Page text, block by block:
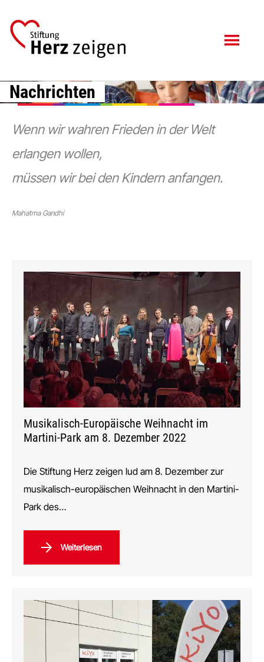
Inhalt
springen
Fußzeile
springen
Nachrichten
Wenn wir wahren Frieden in der Welt
erlangen wollen,
müssen wir bei den Kindern anfangen.
Mahatma Gandhi
Musikalisch-Europäische Weihnacht im
Martini-Park am 8. Dezember 2022
Die Stiftung Herz zeigen lud am 8. Dezember zur
musikalisch-europäischen Weihnacht in den Martini-
Park des…
Weiterlesen